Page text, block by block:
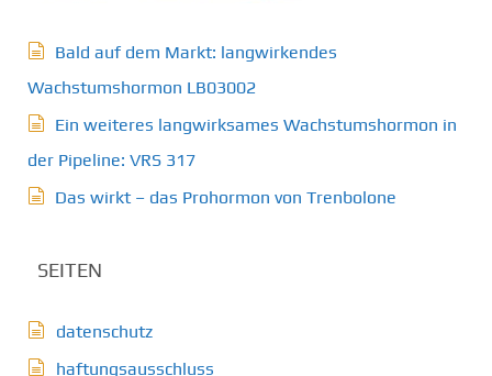
Bald auf dem Markt: langwirkendes
Wachstumshormon LB03002
Ein weiteres langwirksames Wachstumshormon in
der Pipeline: VRS 317
Das wirkt – das Prohormon von Trenbolone
SEITEN
datenschutz
haftungsausschluss